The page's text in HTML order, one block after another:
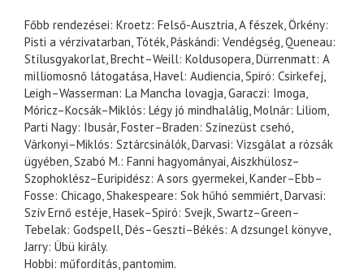
Főbb rendezései: Kroetz: Felső-Ausztria, A fészek, Örkény:
Pisti a vérzivatarban, Tóték, Páskándi: Vendégség, Queneau:
Stílusgyakorlat, Brecht–Weill: Koldusopera, Dürrenmatt: A
milliomosnő látogatása, Havel: Audiencia, Spiró: Csirkefej,
Leigh–Wasserman: La Mancha lovagja, Garaczi: Imoga,
Móricz–Kocsák–Miklós: Légy jó mindhalálig, Molnár: Liliom,
Parti Nagy: Ibusár, Foster–Braden: Színezüst csehó,
Várkonyi–Miklós: Sztárcsinálók, Darvasi: Vizsgálat a rózsák
ügyében, Szabó M.: Fanni hagyományai, Aiszkhülosz–
Szophoklész–Euripidész: A sors gyermekei, Kander–Ebb–
Fosse: Chicago, Shakespeare: Sok hűhó semmiért, Darvasi:
Szív Ernő estéje, Hasek–Spiró: Svejk, Swartz–Green–
Tebelak: Godspell, Dés–Geszti–Békés: A dzsungel könyve,
Jarry: Übü király.
Hobbi: műfordítás, pantomim.